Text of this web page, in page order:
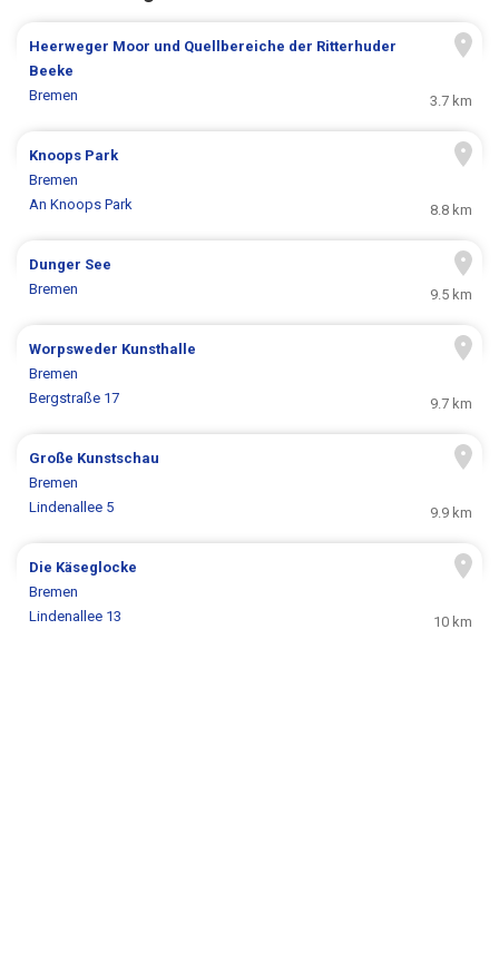
Heerweger Moor und Quellbereiche der Ritterhuder
Beeke
Bremen
3.7 km
Knoops Park
Bremen
An Knoops Park
8.8 km
Dunger See
Bremen
9.5 km
Worpsweder Kunsthalle
Bremen
Bergstraße 17
9.7 km
Große Kunstschau
Bremen
Lindenallee 5
9.9 km
Die Käseglocke
Bremen
Lindenallee 13
10 km